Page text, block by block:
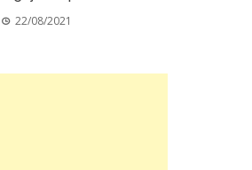
22/08/2021